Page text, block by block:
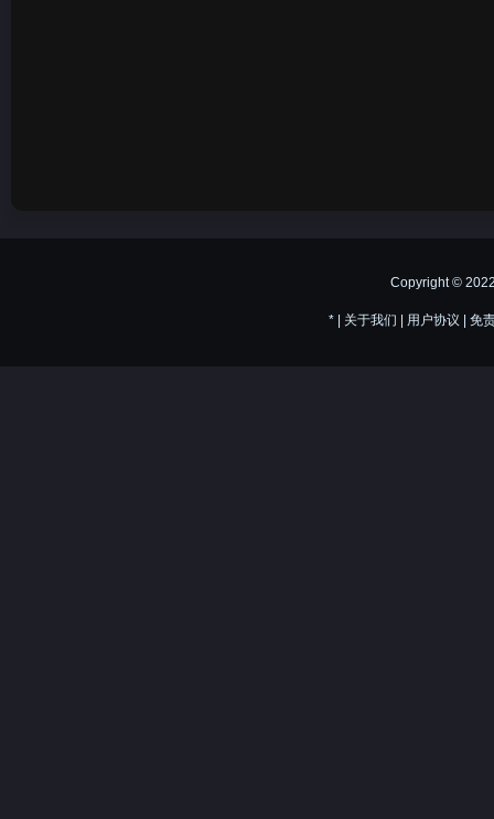
Copyright ©
*| 关于我们 | 用户协议 | 免